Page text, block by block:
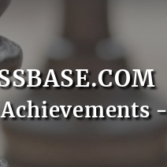
Achievements